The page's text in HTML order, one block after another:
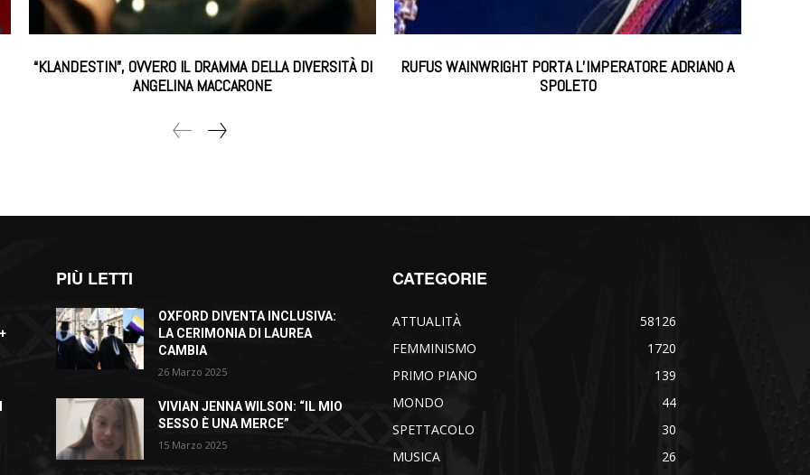
“KLANDESTIN”, OVVERO IL DRAMMA DELLA DIVERSITÀ DI
ANGELINA MACCARONE
RUFUS WAINWRIGHT PORTA L’IMPERATORE ADRIANO A
SPOLETO
PIÙ LETTI
OXFORD DIVENTA INCLUSIVA:
LA CERIMONIA DI LAUREA
CAMBIA
26 Marzo 2025
VIVIAN JENNA WILSON: “IL MIO
SESSO È UNA MERCE”
15 Marzo 2025
CATEGORIE
ATTUALITÀ
58126
FEMMINISMO
1720
PRIMO PIANO
139
MONDO
44
SPETTACOLO
30
MUSICA
26